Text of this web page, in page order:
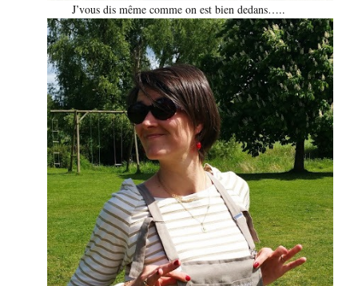
J’vous dis même comme on est bien dedans…..